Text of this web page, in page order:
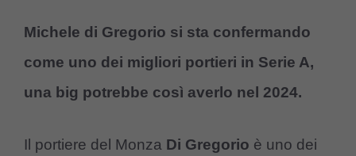
Michele di Gregorio si sta confermando
come uno dei migliori portieri in Serie A,
una big potrebbe così averlo nel 2024.
Il portiere del Monza Di Gregorio è uno dei